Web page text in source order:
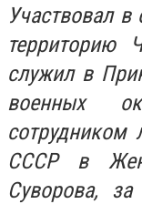
Участвовал
территорию
служил в
военных
сотрудником
СССР в
Суворова,